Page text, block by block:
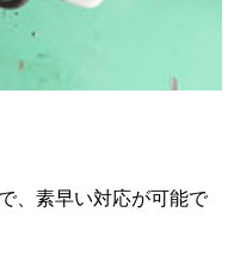
、素早い対応が可能で